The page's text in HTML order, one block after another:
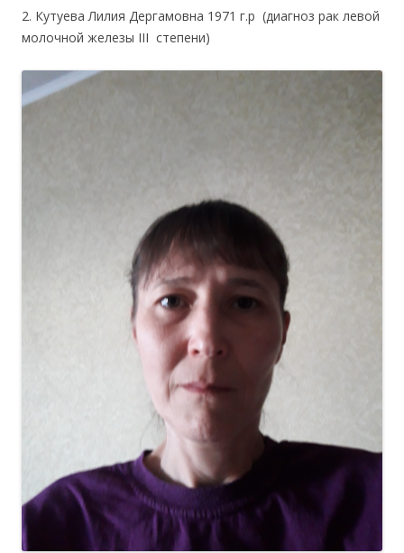
2. Кутуева Лилия Дергамовна 1971 г.р (диагноз рак левой
молочной железы III степени)